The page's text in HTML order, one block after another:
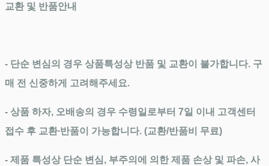
교환 및 반품안내
- 단순 변심의 경우 상품특성상 반품 및 교환이 불가합니다. 구
매 전 신중하게 고려해주세요.
- 상품 하자, 오배송의 경우 수령일로부터 7일 이내 고객센터
접수 후 교환∙반품이 가능합니다. (교환/반품비 무료)
- 제품 특성상 단순 변심, 부주의에 의한 제품 손상 및 파손, 사